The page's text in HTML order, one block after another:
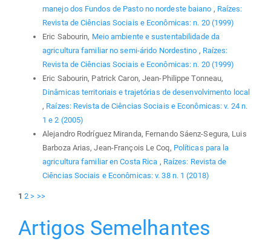
manejo dos Fundos de Pasto no nordeste baiano , Raízes:
Revista de Ciências Sociais e Econômicas: n. 20 (1999)
Eric Sabourin, Meio ambiente e sustentabilidade da
agricultura familiar no semi-árido Nordestino , Raízes:
Revista de Ciências Sociais e Econômicas: n. 20 (1999)
Eric Sabourin, Patrick Caron, Jean-Philippe Tonneau,
Dinâmicas territoriais e trajetórias de desenvolvimento local
, Raízes: Revista de Ciências Sociais e Econômicas: v. 24 n.
1 e 2 (2005)
Alejandro Rodríguez Miranda, Fernando Sáenz-Segura, Luis
Barboza Arias, Jean-François Le Coq, Políticas para la
agricultura familiar en Costa Rica , Raízes: Revista de
Ciências Sociais e Econômicas: v. 38 n. 1 (2018)
1 2 > >>
Artigos Semelhantes